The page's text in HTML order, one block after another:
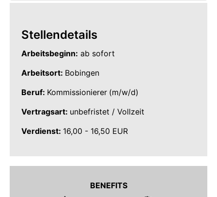
Stellendetails
Arbeitsbeginn: ab sofort
Arbeitsort: Bobingen
Beruf: Kommissionierer (m/w/d)
Vertragsart: unbefristet / Vollzeit
Verdienst: 16,00 - 16,50 EUR
BENEFITS